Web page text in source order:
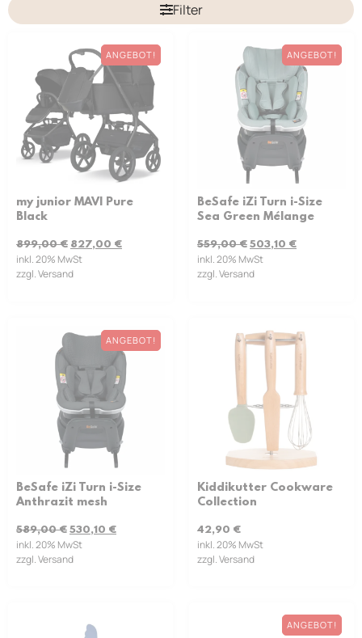
Filter
ANGEBOT!
my junior MAVI Pure
Black
899,00€ 827,00 €
inkl. 20% MwSt
zzgl. Versand
ANGEBOT!
BeSafe iZi Turn i-Size
Sea Green Mélange
559,00€ 503,10 €
inkl. 20% MwSt
zzgl. Versand
ANGEBOT!
BeSafe iZi Turn i-Size
Anthrazit mesh
589,00€ 530,10 €
inkl. 20% MwSt
zzgl. Versand
Kiddikutter Cookware
Collection
42,90 €
inkl. 20% MwSt
zzgl. Versand
ANGEBOT!